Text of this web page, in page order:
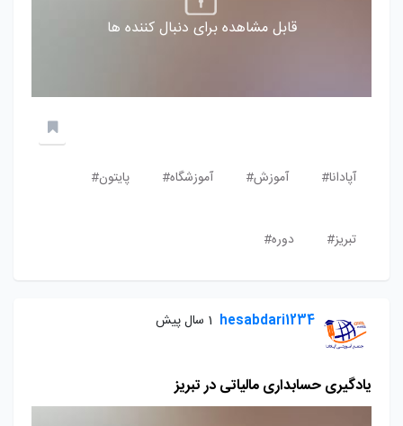
قابل مشاهده برای دنبال کننده ها
آپادانا# آموزش# آموزشگاه# پایتون#
تبریز# دوره#
hesabdari1234 1 سال پیش
یادگیری حسابداری مالیاتی در تبریز